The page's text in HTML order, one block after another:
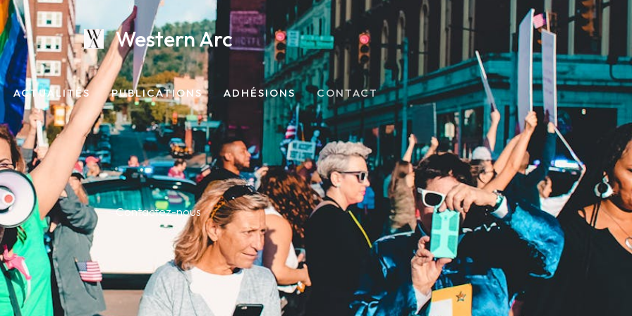
Western Arc
ACTUALITÉS PUBLICATIONS ADHÉSIONS CONTACT
Contactez-nous